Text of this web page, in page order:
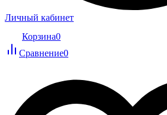
Личный кабинет
Корзина0
Сравнение0